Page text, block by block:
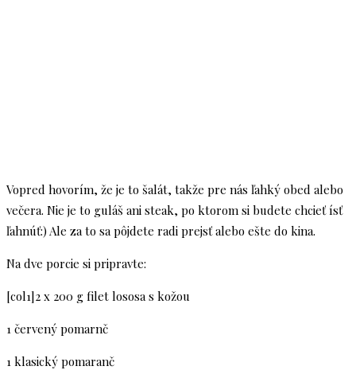
Vopred hovorím, že je to šalát, takže pre nás ľahký obed alebo
večera. Nie je to guláš ani steak, po ktorom si budete chcieť ísť
ľahnúť:) Ale za to sa pôjdete radi prejsť alebo ešte do kina.
Na dve porcie si pripravte:
[col1]2 x 200 g filet lososa s kožou
1 červený pomarnč
1 klasický pomaranč